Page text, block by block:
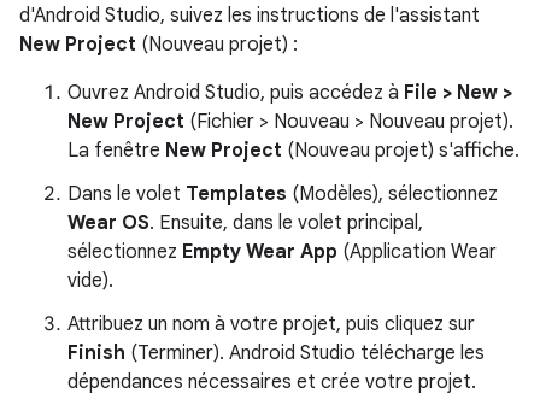
d'Android Studio, suivez les instructions de l'assistant
New Project (Nouveau projet) :
Ouvrez Android Studio, puis accédez à File > New >
New Project (Fichier > Nouveau > Nouveau projet).
La fenêtre New Project (Nouveau projet) s'affiche.
Dans le volet Templates (Modèles), sélectionnez
Wear OS. Ensuite, dans le volet principal,
sélectionnez Empty Wear App (Application Wear
vide).
Attribuez un nom à votre projet, puis cliquez sur
Finish (Terminer). Android Studio télécharge les
dépendances nécessaires et crée votre projet.